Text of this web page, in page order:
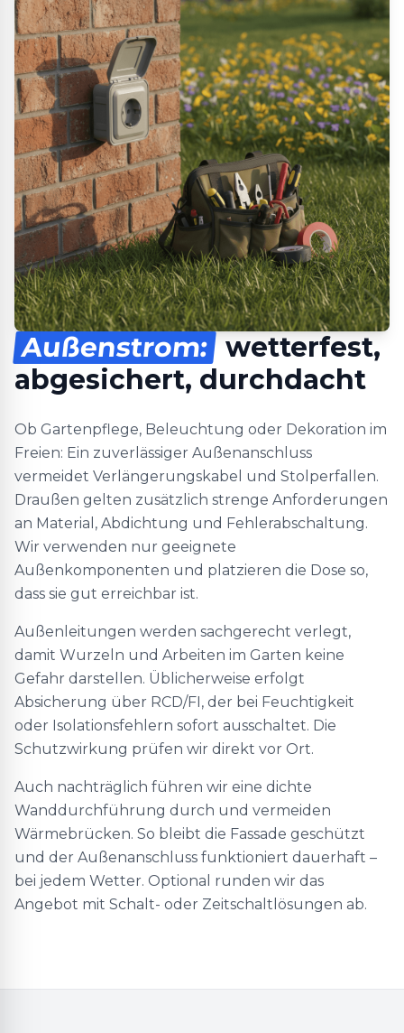
Außenstrom: wetterfest,
abgesichert, durchdacht
Ob Gartenpflege, Beleuchtung oder Dekoration im
Freien: Ein zuverlässiger Außenanschluss
vermeidet Verlängerungskabel und Stolperfallen.
Draußen gelten zusätzlich strenge Anforderungen
an Material, Abdichtung und Fehlerabschaltung.
Wir verwenden nur geeignete
Außenkomponenten und platzieren die Dose so,
dass sie gut erreichbar ist.
Außenleitungen werden sachgerecht verlegt,
damit Wurzeln und Arbeiten im Garten keine
Gefahr darstellen. Üblicherweise erfolgt
Absicherung über RCD/FI, der bei Feuchtigkeit
oder Isolationsfehlern sofort ausschaltet. Die
Schutzwirkung prüfen wir direkt vor Ort.
Auch nachträglich führen wir eine dichte
Wanddurchführung durch und vermeiden
Wärmebrücken. So bleibt die Fassade geschützt
und der Außenanschluss funktioniert dauerhaft –
bei jedem Wetter. Optional runden wir das
Angebot mit Schalt- oder Zeitschaltlösungen ab.